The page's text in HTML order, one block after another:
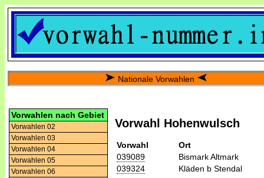
Nationale Vorwahlen
Vorwahlen nach Gebiet
Vorwahlen 02
Vorwahlen 03
Vorwahlen 04
Vorwahlen 05
Vorwahlen 06
Vorwahl Hohenwulsch
Vorwahl
Ort
039089
Bismark Altmark
039324
Kläden b Stendal